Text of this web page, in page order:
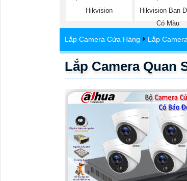
Hikvision
Hikvision Ban
Có Màu
Lắp Camera Cửa Hàng Lắp
Lắp Camera Quan